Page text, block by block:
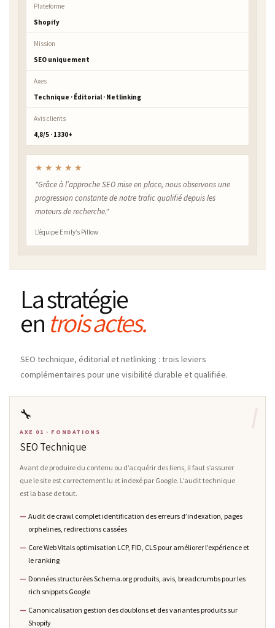
Plateforme
Shopify
Mission
SEO uniquement
Axes
Technique · Éditorial · Netlinking
Avis clients
4,8/5 · 1330+
★★★★★
"Grâce à l’approche SEO mise en place, nous observons une
progression constante de notre trafic qualifié depuis les
moteurs de recherche."
L’équipe Emily’s Pillow
La stratégie
en trois actes.
SEO technique, éditorial et netlinking : trois leviers
complémentaires pour une visibilité durable et qualifiée.
🔧
AXE 01 · FONDATIONS
SEO Technique
Avant de produire du contenu ou d’acquérir des liens, il faut s’assurer
que le site est correctement lu et indexé par Google. L’audit technique
est la base de tout.
Audit de crawl complet identification des erreurs d’indexation, pages
orphelines, redirections cassées
Core Web Vitals optimisation LCP, FID, CLS pour améliorer l’expérience et
le ranking
Données structurées Schema.org produits, avis, breadcrumbs pour les
rich snippets Google
Canonicalisation gestion des doublons et des variantes produits sur
Shopify